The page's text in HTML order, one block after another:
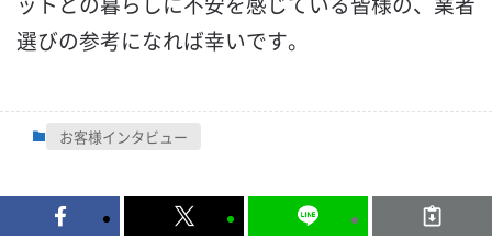
選びの参考になれば幸いです。
お客様インタビュー